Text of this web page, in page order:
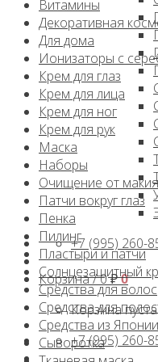
+7 (995) 260-
Корзина /0₽0
Корзина
+7 (995) 260-
Витамины
Декоративная
Для дома
Ионизаторы с
Крем для глаз
Крем для лица
Крем для ног
Крем для рук
Маска
Наборы
Очищение от
Патчи вокруг глаз
Пенка
Пилинг
Пластыри и патчи
Солнцезащитный
Средства для волос
Средства для
Средства из Японии
Сыворотка